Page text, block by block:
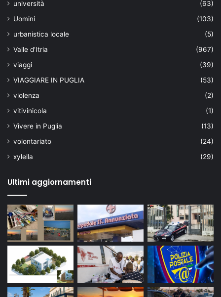
università
(63)
Uomini
(103)
urbanistica locale
(5)
Valle d'Itria
(967)
viaggi
(39)
VIAGGIARE IN PUGLIA
(53)
violenza
(2)
vitivinicola
(1)
Vivere in Puglia
(13)
volontariato
(24)
xylella
(29)
Ultimi aggiornamenti